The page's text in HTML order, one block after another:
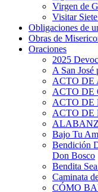
Virgen de
Visitar
Obligaciones de
Obras de
Oraciones
2025
A San José
ACTO DE
ACTO DE
ACTO DE
ACTO DE
Bajo Tu
Bendición
Don Bosco
Bendita
Caminata
CÓMO